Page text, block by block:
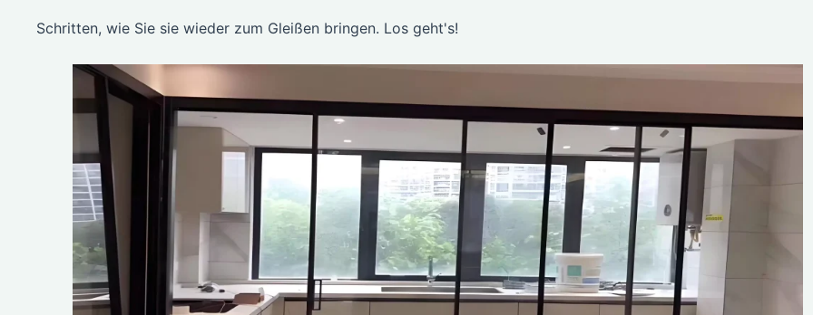
Schritten, wie Sie sie wieder zum Gleißen bringen. Los geht's!